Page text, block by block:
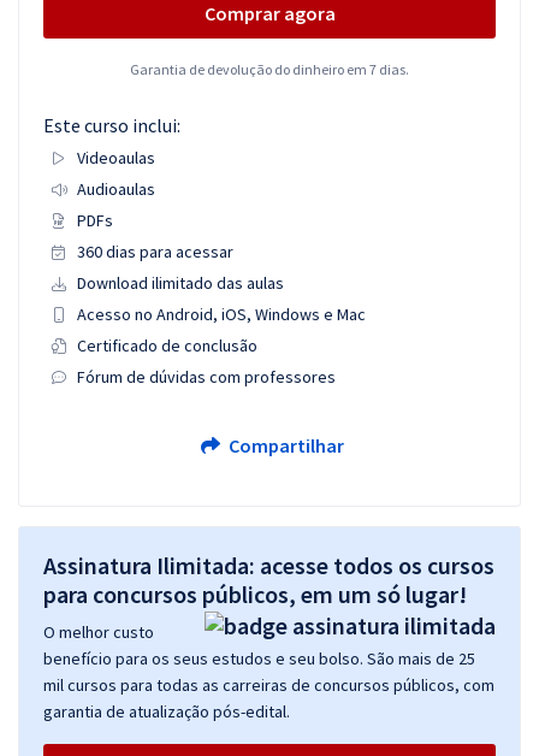
Comprar agora
Garantia de devolução do dinheiro em 7 dias.
Este curso inclui:
Videoaulas
Audioaulas
PDFs
360 dias para acessar
Download ilimitado das aulas
Acesso no Android, iOS, Windows e Mac
Certificado de conclusão
Fórum de dúvidas com professores
Compartilhar
Assinatura Ilimitada: acesse todos os cursos
para concursos públicos, em um só lugar!
O melhor custo
benefício para os seus estudos e seu bolso. São mais de 25
mil cursos para todas as carreiras de concursos públicos, com
garantia de atualização pós-edital.